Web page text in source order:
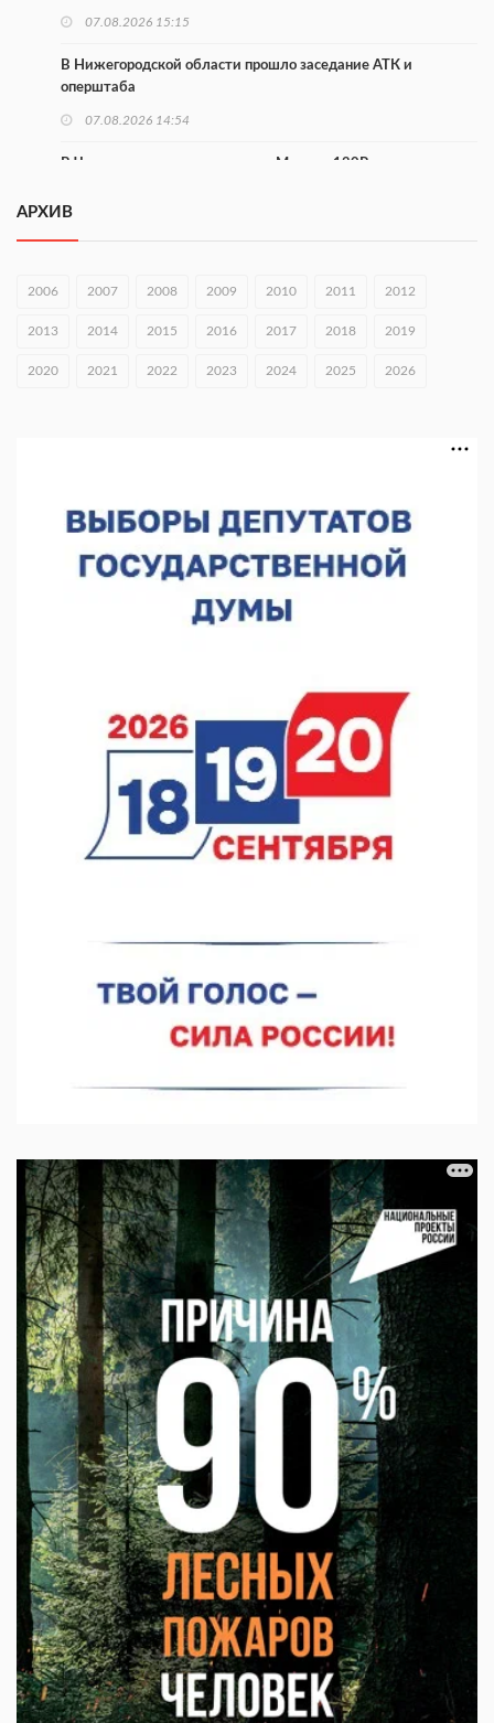
07.08.2026 15:15
В Нижегородской области прошло заседание АТК и
оперштаба
07.08.2026 14:54
В Чкаловске спустили на воду «Метеор-120Р»
В Нижегородской области выбрали лучшего лесного
07.08.2026 13:48
В Нижнем Новгороде отметили 70-летие Дня строителя
07.08.2026 13:15
В Нижнем Новгороде прошло совещание Росгвардии
покраской телебашни
07.08.2026 11:20
В автобусах Арзамаса устанавливают терминалы оплаты
07.08.2026 11:03
АРХИВ
2006 2007 2008 2009 2010 2011 2012
2013 2014 2015 2016 2017 2018 2019
2020 2021 2022 2023 2024 2025 2026